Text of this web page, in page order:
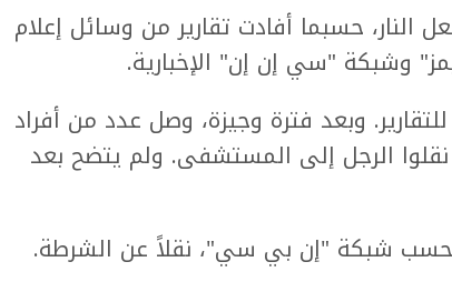
حسبما أفادت تقارير من وسائل إعلام
وشبكة "سي إن إن" الإخبارية.
وبعد فترة وجيزة، وصل عدد من أفراد
نقلوا الرجل إلى المستشفى. ولم يتضح بعد
شبكة "إن بي سي"، نقلاً عن الشرطة.